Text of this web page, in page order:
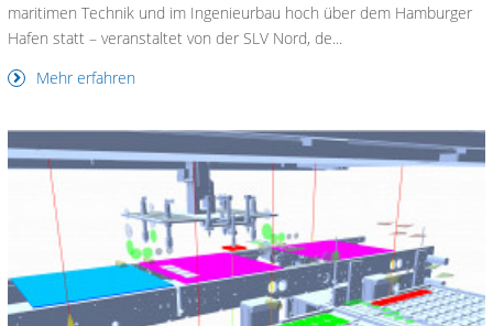
maritimen Technik und im Ingenieurbau hoch über dem Hamburger
Hafen statt – veranstaltet von der SLV Nord, de...
Mehr erfahren